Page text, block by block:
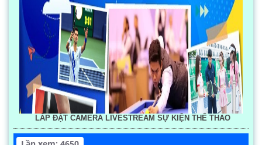
LẮP ĐẶT CAMERA LIVESTREAM SỰ KIỆN THỂ THAO